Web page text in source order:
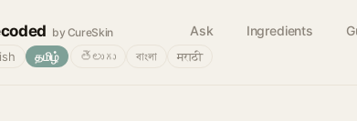
by CureSkin Ask Ingredients
தமிழ் తెలుగు বাংলা मराठी